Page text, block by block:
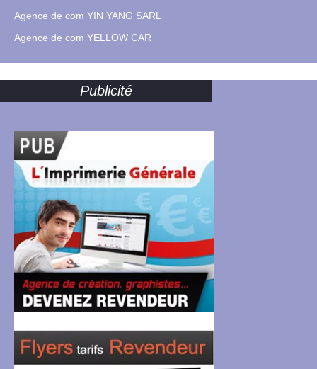
Agence de com YIN YANG SARL
Agence de com YELLOW CAR
Publicité